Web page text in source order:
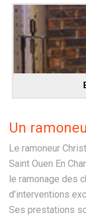
Un
Le ramoneur
Saint Ouen En
le ramonage des
d’interventions
Ses prestations